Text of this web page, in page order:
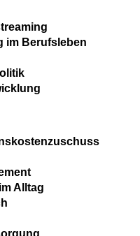
im Berufsleben
Alltag